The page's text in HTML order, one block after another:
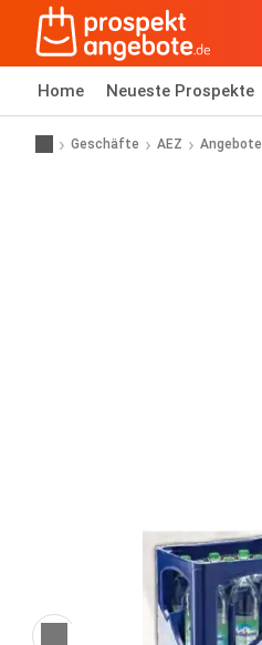
Home Neueste Prospekte
Geschäfte AEZ Angebote